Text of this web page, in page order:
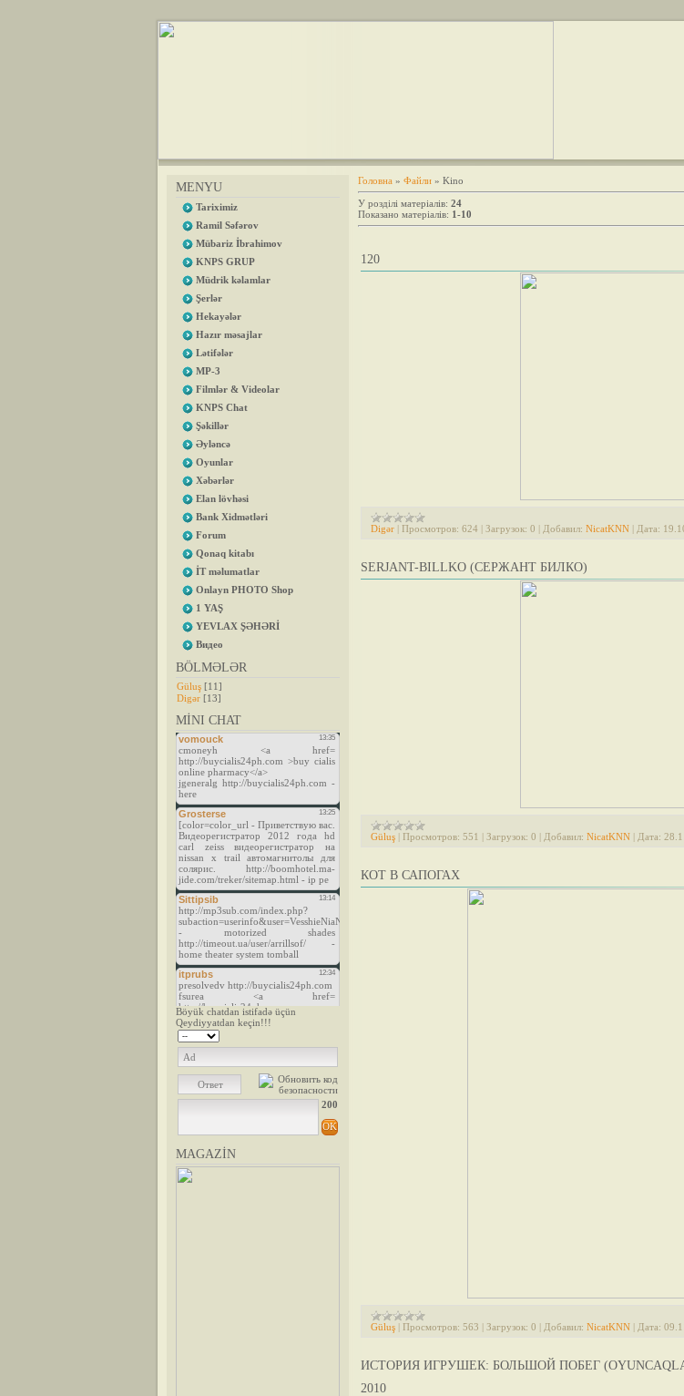
MENYU
Tariximiz
Ramil Səfərov
Mübariz İbrahimov
KNPS GRUP
Müdrik kəlamlar
Şerlər
Hekayələr
Hazır məsajlar
Lətifələr
MP-3
Filmlər & Videolar
KNPS Chat
Şəkillər
Əyləncə
Oyunlar
Xəbərlər
Elan lövhəsi
Bank Xidmətləri
Forum
Qonaq kitabı
İT məlumatlar
Onlayn PHOTO Shop
1 YAŞ
YEVLAX ŞƏHƏRİ
Видео
BÖLMƏLƏR
Güluş [11]
Digər [13]
MİNI CHAT
Böyük chatdan istifadə üçün
Qeydiyyatdan keçin!!!
200
MAGAZİN
Головна » Файли » Kino
У розділі матеріалів: 24
Показано матеріалів: 1-10
120
Digər | Просмотров: 624 | Загрузок: 0 | Добавил: NicatKNN | Дата:
SERJANT-BILLKO (СЕРЖАНТ БИЛКО)
Güluş | Просмотров: 551 | Загрузок: 0 | Добавил: NicatKNN | Дата:
КОТ В САПОГАХ
Güluş | Просмотров: 563 | Загрузок: 0 | Добавил: NicatKNN | Дата:
ИСТОРИЯ ИГРУШЕК: БОЛЬШОЙ ПОБЕГ
2010